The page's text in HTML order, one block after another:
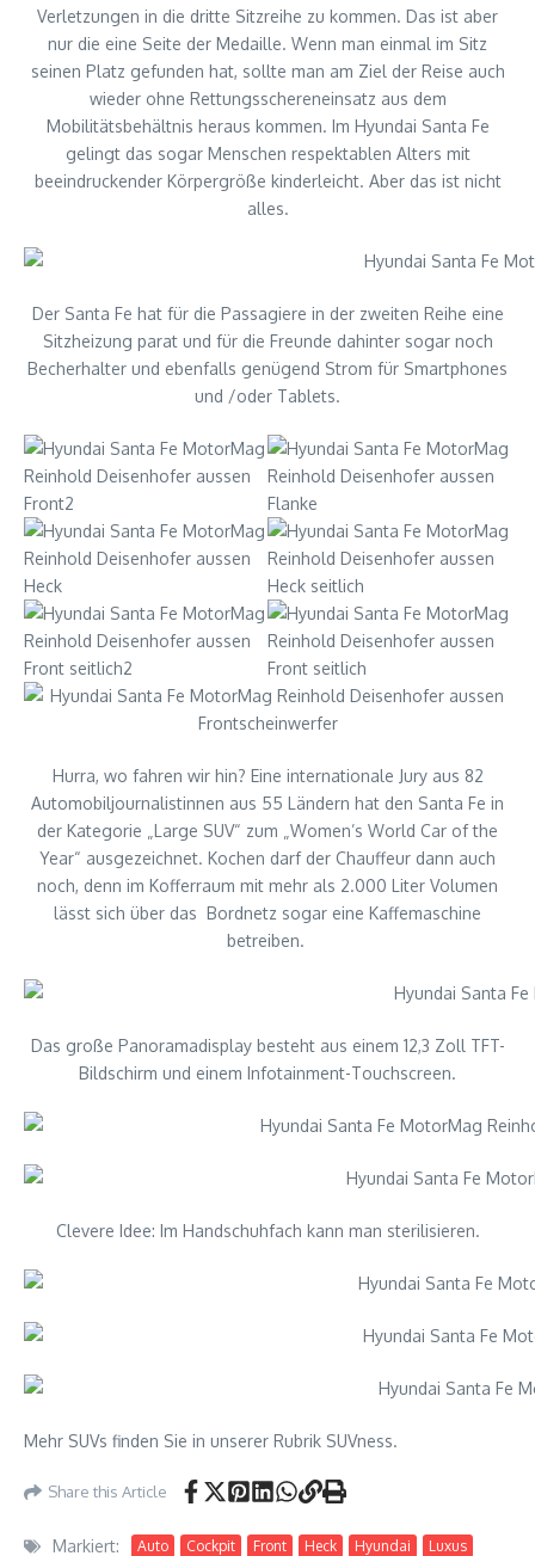
Verletzungen in die dritte Sitzreihe zu kommen. Das ist aber
nur die eine Seite der Medaille. Wenn man einmal im Sitz
seinen Platz gefunden hat, sollte man am Ziel der Reise auch
wieder ohne Rettungsschereneinsatz aus dem
Mobilitätsbehältnis heraus kommen. Im Hyundai Santa Fe
gelingt das sogar Menschen respektablen Alters mit
beeindruckender Körpergröße kinderleicht. Aber das ist nicht
alles.
Der Santa Fe hat für die Passagiere in der zweiten Reihe eine
Sitzheizung parat und für die Freunde dahinter sogar noch
Becherhalter und ebenfalls genügend Strom für Smartphones
und /oder Tablets.
Hurra, wo fahren wir hin? Eine internationale Jury aus 82
Automobiljournalistinnen aus 55 Ländern hat den Santa Fe in
der Kategorie „Large SUV“ zum „Women’s World Car of the
Year“ ausgezeichnet. Kochen darf der Chauffeur dann auch
noch, denn im Kofferraum mit mehr als 2.000 Liter Volumen
lässt sich über das Bordnetz sogar eine Kaffemaschine
betreiben.
Das große Panoramadisplay besteht aus einem 12,3 Zoll TFT-
Bildschirm und einem Infotainment-Touchscreen.
Clevere Idee: Im Handschuhfach kann man sterilisieren.
Mehr SUVs finden Sie in unserer Rubrik SUVness.
Share this Article
Markiert: Auto Cockpit Front Heck Hyundai Luxus